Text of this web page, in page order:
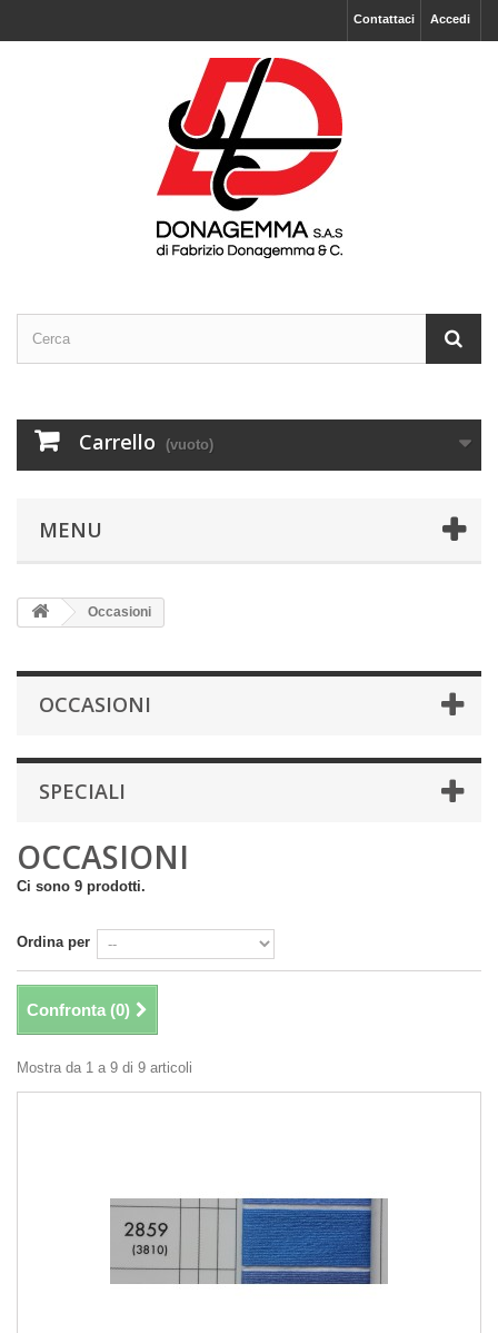
Accedi
Contattaci
Carrello (vuoto)
MENU
Occasioni
OCCASIONI
SPECIALI
OCCASIONI
Ci sono 9 prodotti.
Ordina per
Confronta (0)
Mostra da 1 a 9 di 9 articoli